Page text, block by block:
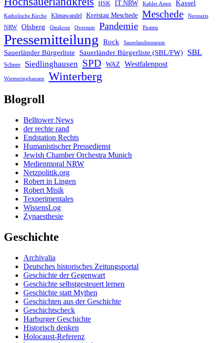
HSK IT.NRW Kahler Asten Kassel
Katholische Kirche Klimawandel Kreistag Meschede Meschede Neonazis
NRW Olsberg Omikron Oversum Pandemie Piraten
Pressemitteilung Rock Sauerlandmuseum
Sauerländer Bürgerliste Sauerländer Bürgerliste (SBL/FW) SBL
Schnee Siedlinghausen SPD WAZ Westfalenpost
Wiemeringhausen Winterberg
Blogroll
Belltower News
der rechte rand
Endstation Rechts
Humanistischer Pressedienst
Jewish Chamber Orchestra Munich
Medienmoral NRW
Netzpolitik.org
Robert in Lingen
Robert Misik
Texperimentales
WissensLog
Zynaesthesie
Geschichte
Archivalia
Deutsches historisches Zeitungsportal
Geschichte der Gegenwart
Geschichte selbstgesteuert lernen
Geschichte statt Mythen
Geschichten aus der Geschichte
Geschichtscheck
Harburger Geschichte
Historisch denken
Holocaust-Referenz